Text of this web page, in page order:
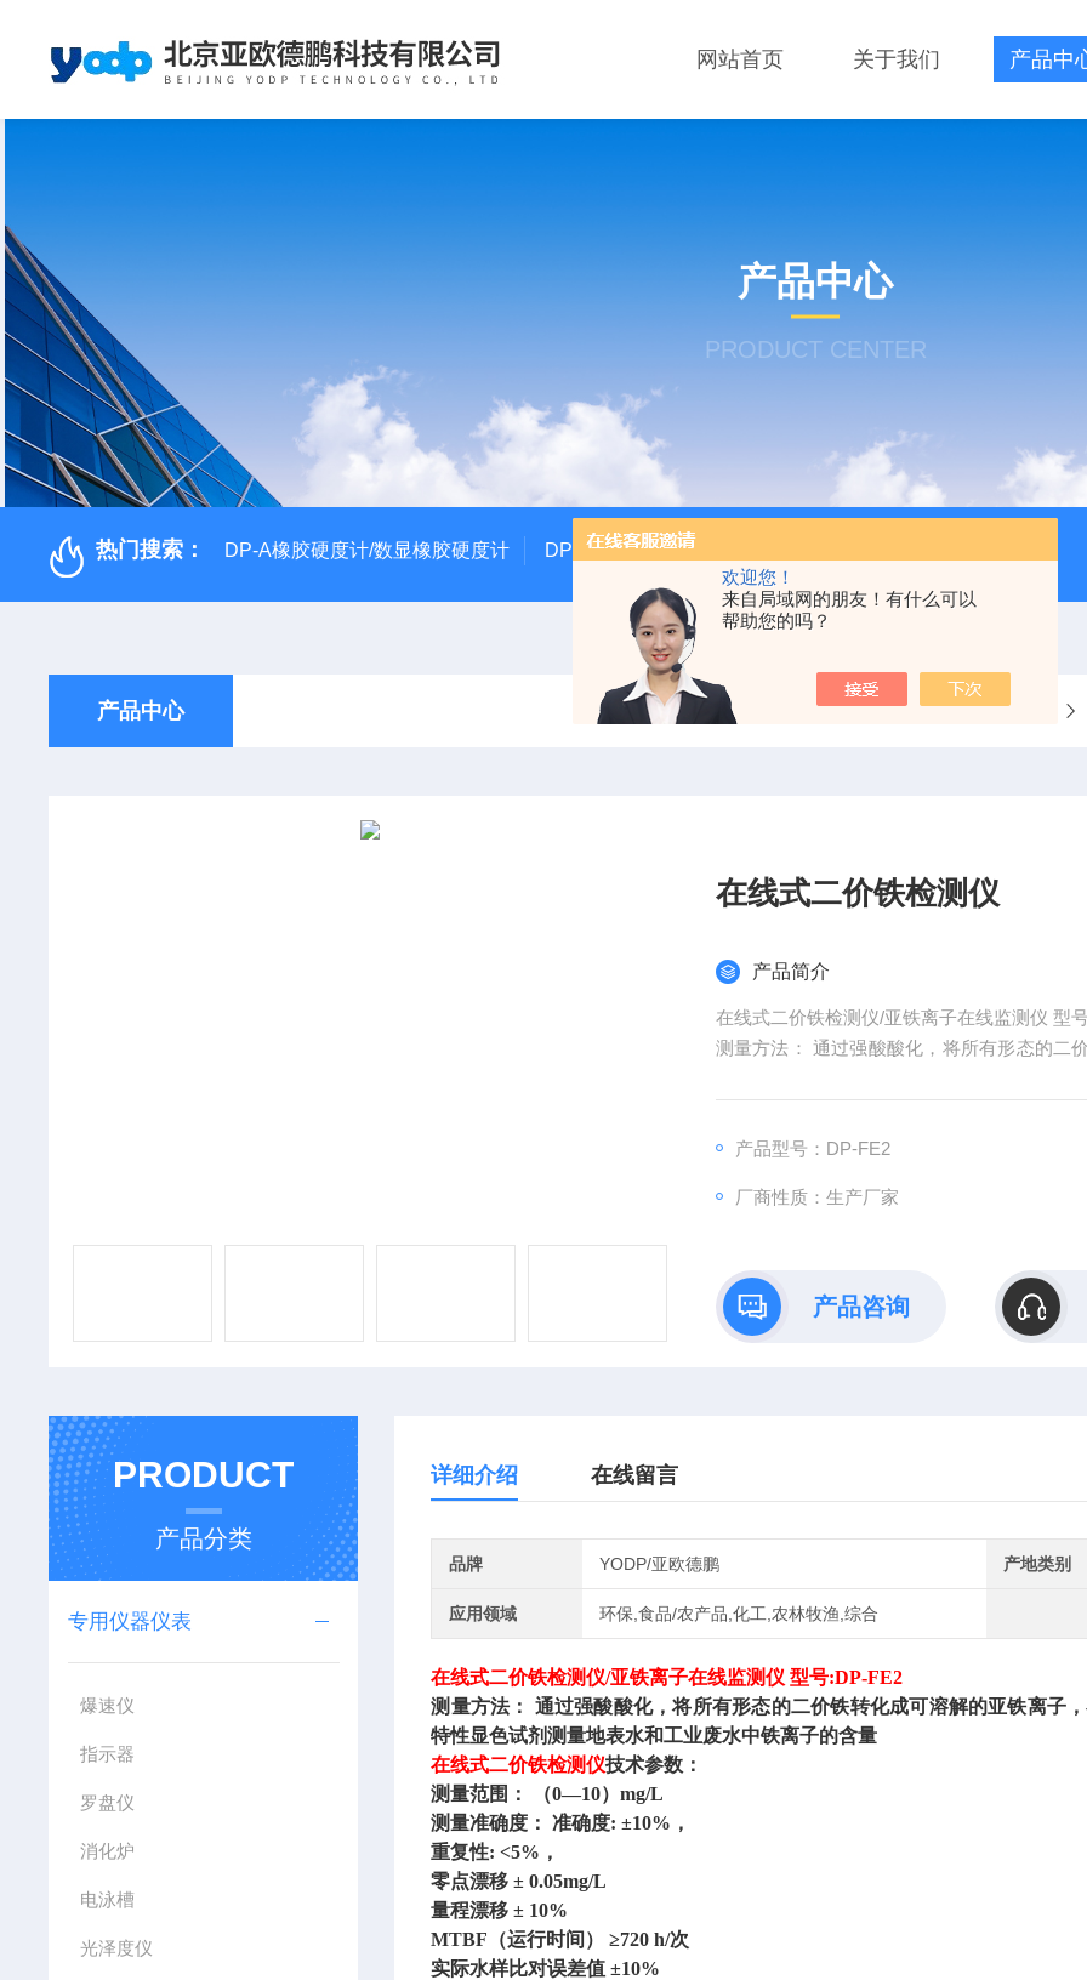
欢迎您！
来自局域网的朋友！有什么可以
帮助您的吗？
网站首页 关于我们 产品中
产品中心
PRODUCT CENTER
热门搜索： DP-A橡胶硬度计/数显橡胶硬度计 DP17392汽液两相流实验仪
产品中心 当前位置： 首页 产品中心
在线式二价铁检测仪
产品简介
在线式二价铁检测仪/亚铁离子在线监测仪 型
测量方法： 通过强酸酸化，将所有形态的二
测量准确度： 准确度: ±10%，
产品型号：DP-FE2
厂商性质：生产厂家
产品咨询
PRODUCT
产品分类
专用仪器仪表
爆速仪
指示器
罗盘仪
消化炉
电泳槽
光泽度仪
详细介绍 在线留言
品牌 YODP/亚欧德鹏 产地类别
应用领域 环保,食品/农产品,化工,农林牧渔,综合
在线式二价铁检测仪/亚铁离子在线监测仪 型号:DP-FE2
测量方法：
通过强酸酸化，将所有形态的二价铁转化成可溶解的亚铁离子
特性显色试剂测量地表水和工业废水中铁离子的含量
在线式二价铁检测仪技术参数：
测量范围：
（0—10）mg/L
测量准确度： 准确度: ±10%，
重复性: <5%，
零点漂移 ± 0.05mg/L
量程漂移 ± 10%
MTBF（运行时间） ≥720 h/次
实际水样比对误差值 ±10%